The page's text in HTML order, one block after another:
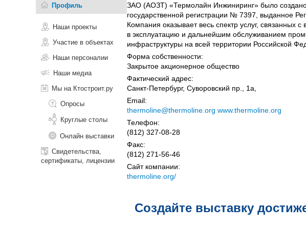
Профиль
Наши проекты
Участие в объектах
Наши персоналии
Наши медиа
Мы на Ктостроит.ру
Опросы
Круглые столы
Онлайн выставки
Свидетельства,
сертификаты, лицензии
ЗАО (АОЗТ) «Термолайн Инжиниринг» было создано
государственной регистрации № 7397, выданное
Компания оказывает весь спектр услуг, связанных
в эксплуатацию и дальнейшим обслуживанием
инфраструктуры на всей территории Российской
Форма собственности:
Закрытое акционерное общество
Фактический адрес:
Санкт-Петербург, Суворовский пр., 1а,
Email:
thermoline@thermoline.org www.thermoline.org
Телефон:
(812) 327-08-28
Факс:
(812) 271-56-46
Сайт компании:
thermoline.org/
Создайте выставку